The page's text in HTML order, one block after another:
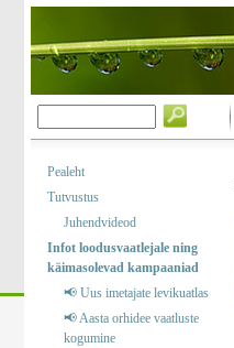
Pealeht
Tutvustus
Juhendvideod
Infot loodusvaatlejale ning
käimasolevad kampaaniad
📢 Uus imetajate levikuatlas
📢 Aasta orhidee vaatluste
kogumine